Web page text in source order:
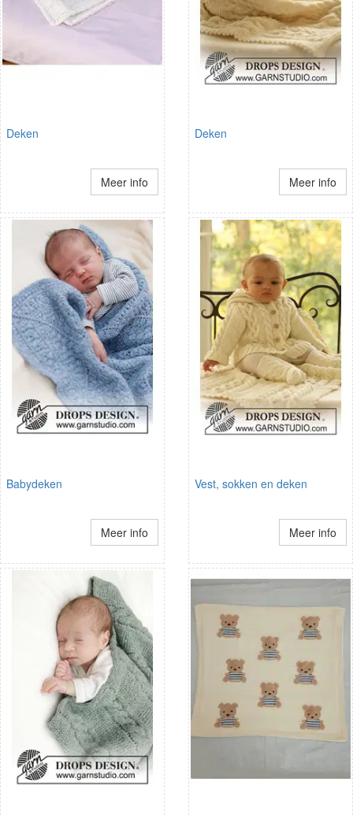
Deken
Meer info
Deken
Meer info
Babydeken
Meer info
Vest, sokken en deken
Meer info